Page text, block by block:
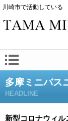
川崎市で活動している
多摩ミニバス
HEADLINE
新型コロナウィル